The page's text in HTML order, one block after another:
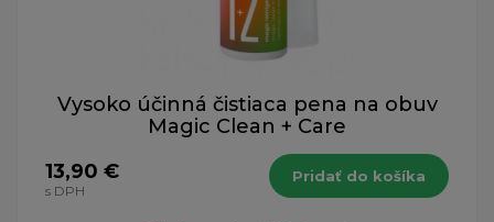
Vysoko účinná čistiaca pena na obuv
Magic Clean + Care
13,90 €
s DPH
Pridať do košíka